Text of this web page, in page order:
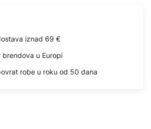
iznad 69 €
brendova u Europi
robe u roku od 50 dana